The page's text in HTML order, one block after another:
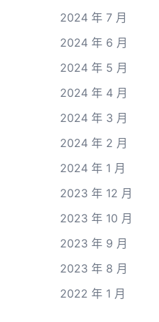
2024 年 7 月
2024 年 6 月
2024 年 5 月
2024 年 4 月
2024 年 3 月
2024 年 2 月
2024 年 1 月
2023 年 12 月
2023 年 10 月
2023 年 9 月
2023 年 8 月
2022 年 1 月